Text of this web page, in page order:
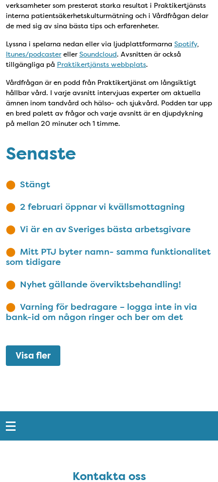
verksamheter som presterat starka resultat i Praktikertjänsts
interna patientsäkerhetskulturmätning och i Vårdfrågan delar
de med sig av sina bästa tips och erfarenheter.
Lyssna i spelarna nedan eller via ljudplattformarna Spotify,
Itunes/podcaster eller Soundcloud. Avsnitten är också
tillgängliga på Praktikertjänsts webbplats.
Vårdfrågan är en podd från Praktikertjänst om långsiktigt
hållbar vård. I varje avsnitt intervjuas experter om aktuella
ämnen inom tandvård och hälso- och sjukvård. Podden tar upp
en bred palett av frågor och varje avsnitt är en djupdykning
på mellan 20 minuter och 1 timme.
Senaste
Stängt
2 februari öppnar vi kvällsmottagning
Vi är en av Sveriges bästa arbetsgivare
Mitt PTJ byter namn- samma funktionalitet
som tidigare
Nyhet gällande överviktsbehandling!
Varning för bedragare – logga inte in via
bank-id om någon ringer och ber om det
Visa fler
Snabblänkar
Kontakta ossKontakta oss